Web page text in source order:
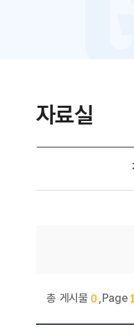
자료실
총 게시물 0 ,Page
진로교육센터 > 자료